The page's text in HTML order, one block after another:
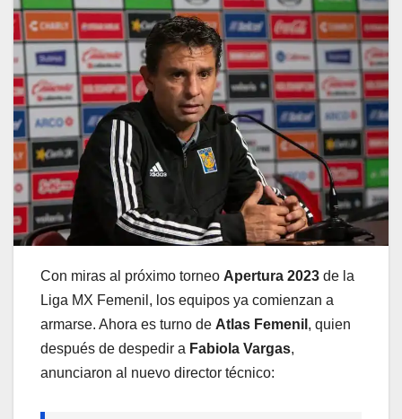
Con miras al próximo torneo Apertura 2023 de la
Liga MX Femenil, los equipos ya comienzan a
armarse. Ahora es turno de Atlas Femenil , quien
después de despedir a Fabiola Vargas,
anunciaron al nuevo director técnico: